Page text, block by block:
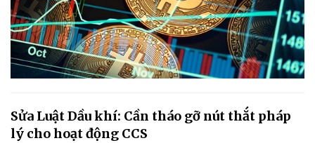
Sửa Luật Dầu khí: Cần tháo gỡ nút thắt pháp
lý cho hoạt động CCS